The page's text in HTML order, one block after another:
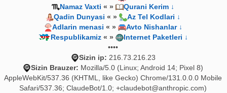
Namaz Vaxti « »
Qurani Kerim ↓
Qadin Dunyasi « »
Az Tel Kodlari ↓
Adlarin menasi « »
Avto Nishanlar ↓
Respublikamiz« »
Internet Paketleri ↓
••••
Sizin ip: 216.73.216.23
Sizin Brauzer: Mozilla/5.0 (Linux; Android 14; Pixel 8)
AppleWebKit/537.36 (KHTML, like Gecko) Chrome/131.0.0.0 Mobile
Safari/537.36; ClaudeBot/1.0; +claudebot@anthropic.com)